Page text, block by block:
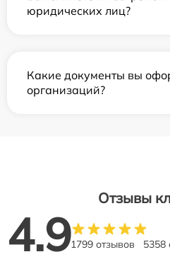
юридических лиц?
Какие документы вы
организаций?
Отзывы
4.91799 отзывов 5358